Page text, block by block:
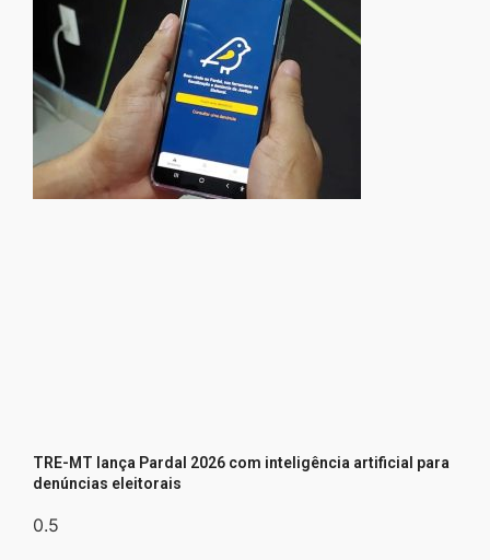
TRE-MT lança Pardal 2026 com inteligência artificial para
denúncias eleitorais